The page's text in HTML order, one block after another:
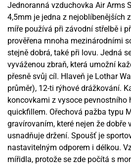
Jednoranná vzduchovka Air Arms
4,5mm je jedna z nejoblíbenějších
míře používá při závodní střelbě i
prověřena mnoha mezinárodními
stejně dobrá, také při lovu. Jedná
vyváženou zbraň, která umožní
přesně svůj cíl. Hlaveň je Lothar
průměr), 12-ti rýhové drážkování.
koncovkami z vysoce pevnostního
quickfillem. Ořechová pažba typu
gravírovaním, které nejen že dobře
usnadňuje držení. Spoušť je
nastavitelným odporem i délkou.
mířidla, protože se zde počítá s